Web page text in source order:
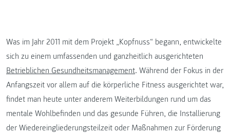
Was im Jahr 2011 mit dem Projekt „Kopfnuss“ begann, entwickelte
sich zu einem umfassenden und ganzheitlich ausgerichteten
Betrieblichen Gesundheitsmanagement. Während der Fokus in der
Anfangszeit vor allem auf die körperliche Fitness ausgerichtet war,
findet man heute unter anderem Weiterbildungen rund um das
mentale Wohlbefinden und das gesunde Führen, die Installierung
der Wiedereingliederungsteilzeit oder Maßnahmen zur Förderung